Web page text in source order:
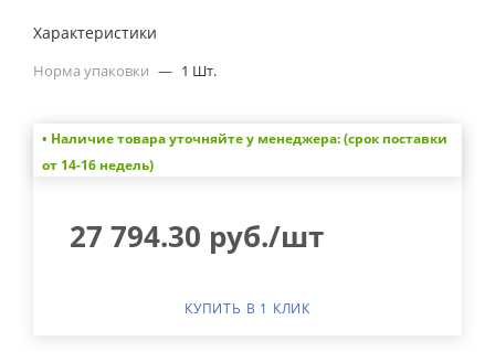
Характеристики
Норма упаковки — 1 Шт.
• Наличие товара уточняйте у менеджера: (срок поставки
от 14-16 недель)
27 794.30 руб./шт
КУПИТЬ В 1 КЛИК